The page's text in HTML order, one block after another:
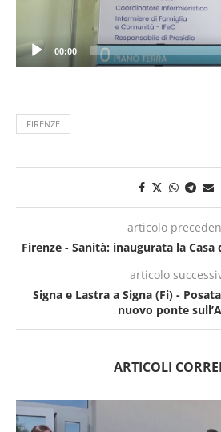
00:00
FIRENZE
articolo
Firenze - Sanità: inaugurata la Casa
articolo
Signa e Lastra a Signa (Fi) -
nuovo ponte
ARTICOLI